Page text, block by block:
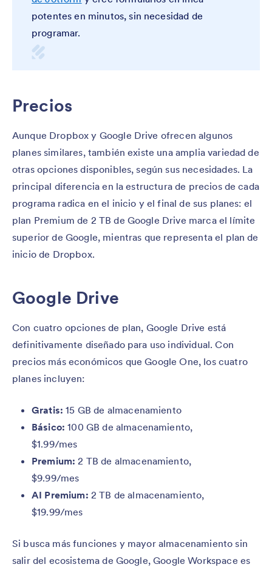
potentes en minutos, sin necesidad de
programar.
Precios
Aunque Dropbox y Google Drive ofrecen algunos
planes similares, también existe una amplia variedad de
otras opciones disponibles, según sus necesidades. La
principal diferencia en la estructura de precios de cada
programa radica en el inicio y el final de sus planes: el
plan Premium de 2 TB de Google Drive marca el límite
superior de Google, mientras que representa el plan de
inicio de Dropbox.
Google Drive
Con cuatro opciones de plan, Google Drive está
definitivamente diseñado para uso individual. Con
precios más económicos que Google One, los cuatro
planes incluyen:
Gratis: 15 GB de almacenamiento
Básico: 100 GB de almacenamiento,
$1.99/mes
Premium: 2 TB de almacenamiento,
$9.99/mes
AI Premium: 2 TB de almacenamiento,
$19.99/mes
Si busca más funciones y mayor almacenamiento sin
salir del ecosistema de Google, Google Workspace es